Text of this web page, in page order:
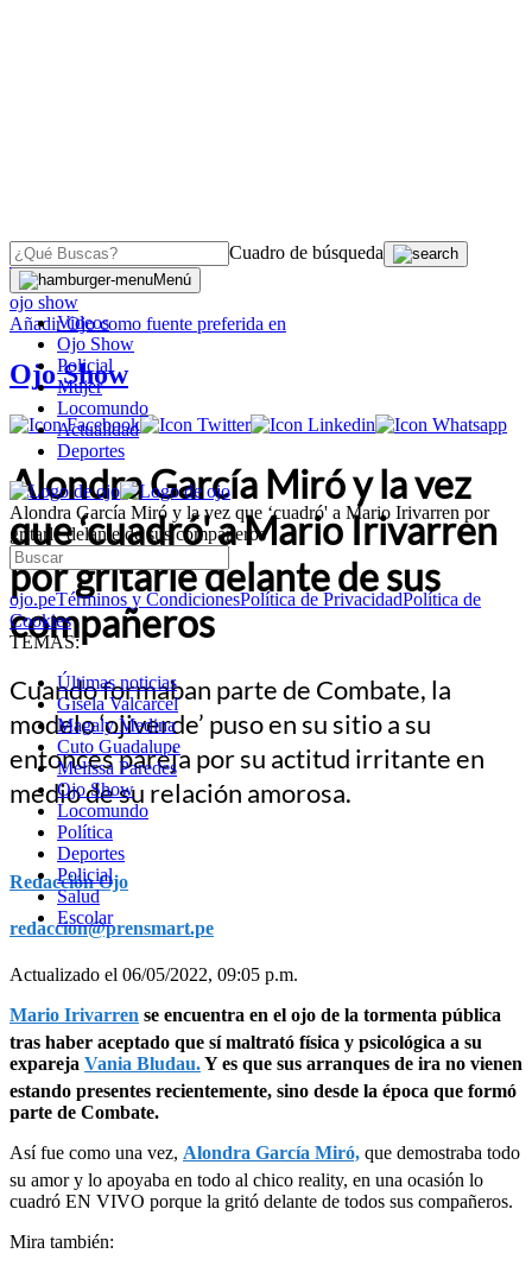
Cuadro de búsqueda
Menú
Videos
Ojo Show
Policial
Mujer
Locomundo
Actualidad
Deportes
Alondra García Miró y la vez que ‘cuadró' a Mario Irivarren por
gritarle delante de sus compañeros
ojo.peTérminos y CondicionesPolítica de PrivacidadPolítica de
Cookies
TEMAS:
Últimas noticias
Gisela Valcarcel
Magaly Medina
Cuto Guadalupe
Melissa Paredes
Ojo Show
Locomundo
Política
Deportes
Policial
Salud
Escolar
OJO
ojo show
AñadirOjocomo fuente preferida en
Ojo Show
Alondra García Miró y la vez
que ‘cuadró' a Mario Irivarren
por gritarle delante de sus
compañeros
Cuando formaban parte de Combate, la
modelo ‘ojiverde’ puso en su sitio a su
entonces pareja por su actitud irritante en
medio de su relación amorosa.
Redacción Ojo
redaccion@prensmart.pe
Actualizado el 06/05/2022, 09:05 p.m.
Mario Irivarren se encuentra en el ojo de la tormenta pública
tras haber aceptado que sí maltrató física y psicológica a su
expareja Vania Bludau.Y es que sus arranques de ira no vienen
estando presentes recientemente, sino desde la época que formó
parte de Combate.
Así fue como una vez, Alondra García Miró, que demostraba todo
su amor y lo apoyaba en todo al chico reality, en una ocasión lo
cuadró EN VIVO porque la gritó delante de todos sus compañeros.
Mira también: